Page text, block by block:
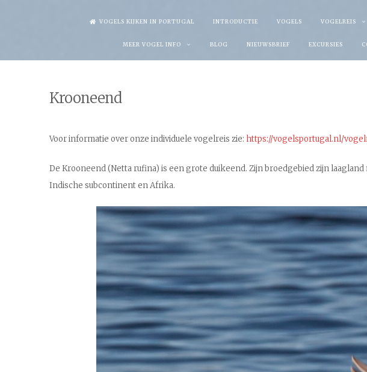
VOGELS KIJKEN IN PORTUGAL INTRODUCTIE VOGELS VOGELREIS
MEER VOGEL INFO BLOG NIEUWSBRIEF EXCURSIES
Krooneend
Voor informatie over onze individuele vogelreis zie: https://vogelsportugal.nl/
De Krooneend (Netta rufina) is een grote duikeend. Zijn broedgebied zijn
Indische subcontinent en Afrika.